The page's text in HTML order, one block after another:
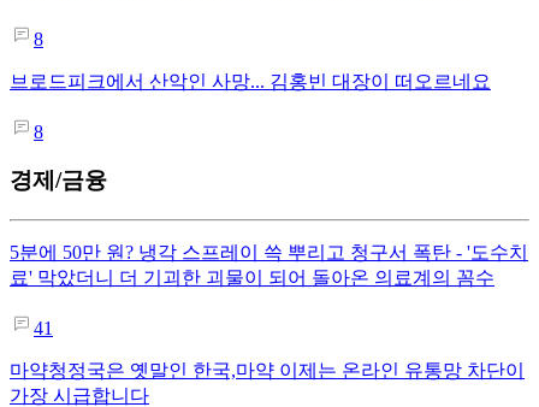
8
브로드피크에서 산악인 사망... 김홍빈 대장이 떠오르네요
8
경제/금융
5분에 50만 원? 냉각 스프레이 쓱 뿌리고 청구서 폭탄 - '도수치
료' 막았더니 더 기괴한 괴물이 되어 돌아온 의료계의 꼼수
41
마약청정국은 옛말인 한국,마약 이제는 온라인 유통망 차단이
가장 시급합니다